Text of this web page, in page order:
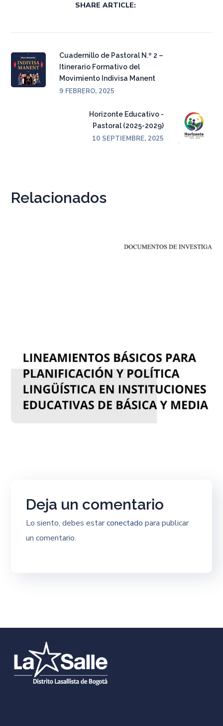
SHARE ARTICLE:
Cuadernillo de Pastoral N.º 2 –
Itinerario Formativo del
Movimiento Indivisa Manent
9 FEBRERO, 2025
Horizonte Educativo -
Pastoral (2025-2029)
10 SEPTIEMBRE, 2025
Relacionados
Deja un comentario
Lo siento, debes estarconectado para publicar
un comentario.